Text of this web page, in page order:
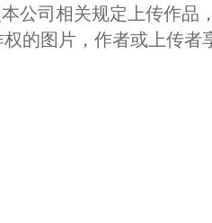
公司相关规定上传作品
的图片，作者或上传者